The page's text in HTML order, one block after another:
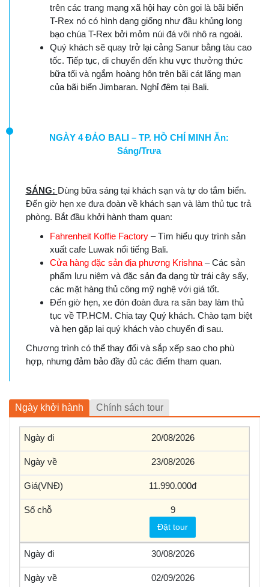
trên các trang mạng xã hội hay còn gọi là bãi biển
T-Rex nó có hình dạng giống như đầu khủng long
bạo chúa T-Rex bởi mỏm núi đá vôi nhô ra ngoài.
Quý khách sẽ quay trở lại cảng Sanur bằng tàu cao
tốc. Tiếp tục, di chuyển đến khu vực thưởng thức
bữa tối và ngắm hoàng hôn trên bãi cát lãng mạn
của bãi biển Jimbaran. Nghỉ đêm tại Bali.
NGÀY 4 ĐẢO BALI – TP. HỒ CHÍ MINH Ăn:
Sáng/Trưa
SÁNG: Dùng bữa sáng tại khách sạn và tự do tắm biển.
Đến giờ hẹn xe đưa đoàn về khách sạn và làm thủ tục trả
phòng. Bắt đầu khởi hành tham quan:
Fahrenheit Koffie Factory – Tìm hiểu quy trình sản
xuất cafe Luwak nổi tiếng Bali.
Cửa hàng đặc sản địa phương Krishna – Các sản
phẩm lưu niệm và đặc sản đa dạng từ trái cây sấy,
các mặt hàng thủ công mỹ nghệ với giá tốt.
Đến giờ hẹn, xe đón đoàn đưa ra sân bay làm thủ
tục về TP.HCM. Chia tay Quý khách. Chào tạm biệt
và hẹn gặp lại quý khách vào chuyến đi sau.
Chương trình có thể thay đổi và sắp xếp sao cho phù
hợp, nhưng đảm bảo đầy đủ các điểm tham quan.
Ngày khởi hành Chính sách tour
20/08/2026
23/08/2026
11.990.000
9
Đặt tour
30/08/2026
02/09/2026